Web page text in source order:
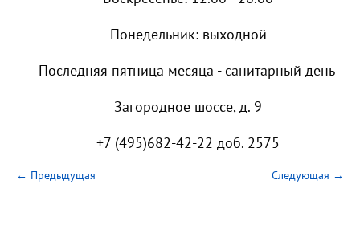
Понедельник: выходной
Последняя пятница месяца - санитарный день
Загородное шоссе, д. 9
+7 (495)682-42-22 доб. 2575
← Предыдущая Следующая →